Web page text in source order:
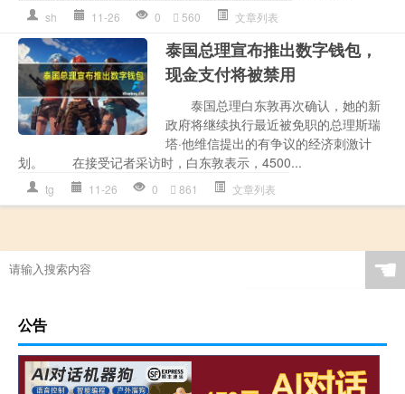
sh 11-26 0 560 文章列表
泰国总理宣布推出数字钱包，
现金支付将被禁用
泰国总理白东敦再次确认，她的新
政府将继续执行最近被免职的总理斯瑞
塔·他维信提出的有争议的经济刺激计
划。 在接受记者采访时，白东敦表示，4500...
tg 11-26 0 861 文章列表
☚
公告